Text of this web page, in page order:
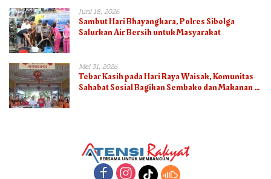
Juni 18, 2026
Sambut Hari Bhayangkara, Polres Sibolga
Salurkan Air Bersih untuk Masyarakat
Mei 31, 2026
Tebar Kasih pada Hari Raya Waisak, Komunitas
Sahabat Sosial Bagikan Sembako dan Makanan di